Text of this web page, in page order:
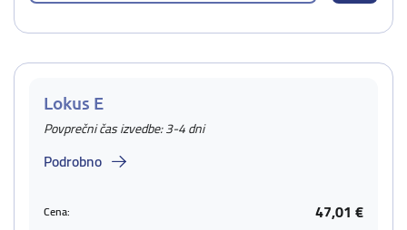
Lokus E
Povprečni čas izvedbe: 3-4 dni
Podrobno
Cena: 47,01 €